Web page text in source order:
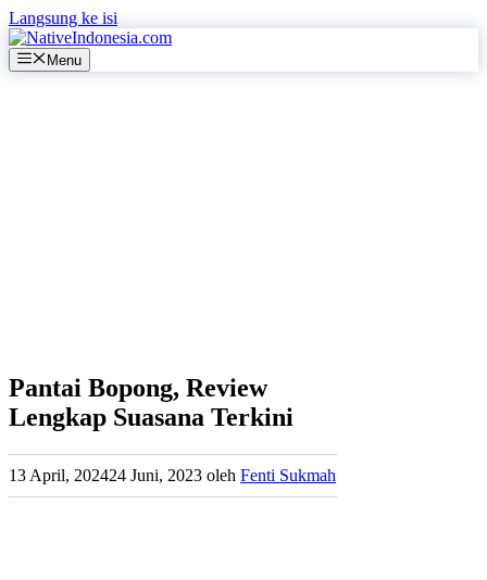
Langsung ke isi
Menu
Pantai Bopong, Review
Lengkap Suasana Terkini
13 April, 202424 Juni, 2023 oleh Fenti Sukmah